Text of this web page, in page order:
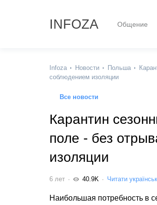
INFOZA Общение
Infoza Новости Польша
соблюдением изоляции
Все новости
Карантин
поле - без
изоляции
6 лет 40.9K Читати
Наибольшая потребность в